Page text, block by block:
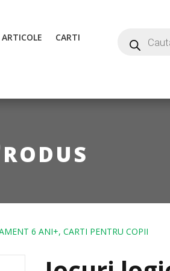
ARTICOLE CARTI
6 ANI+, CARTI PENTRU COPII